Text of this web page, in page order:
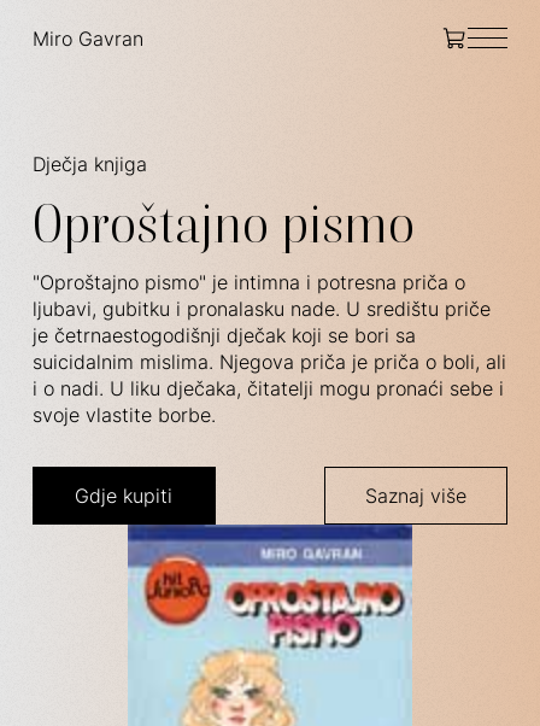
Miro Gavran
Dječja knjiga
Oproštajno pismo
"Oproštajno pismo" je intimna i potresna priča o
ljubavi, gubitku i pronalasku nade. U središtu priče
je četrnaestogodišnji dječak koji se bori sa
suicidalnim mislima. Njegova priča je priča o boli, ali
i o nadi. U liku dječaka, čitatelji mogu pronaći sebe i
svoje vlastite borbe.
Gdje kupiti Saznaj više